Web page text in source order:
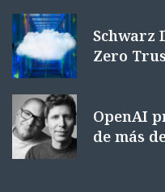
Schwarz
Zero
OpenAI
de más